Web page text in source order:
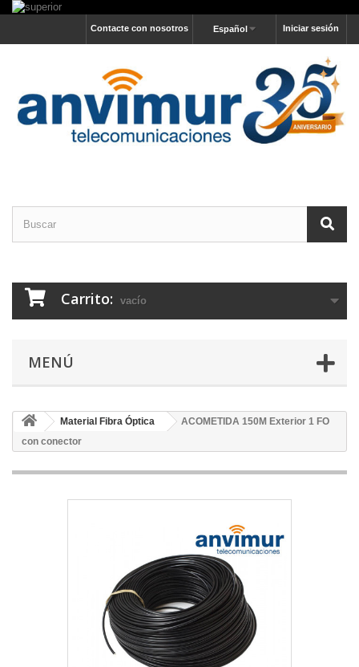
Iniciar sesión
Español
Contacte con nosotros
Carrito: vacío
MENÚ
Material Fibra Óptica
ACOMETIDA 150M Exterior 1 FO
con conector